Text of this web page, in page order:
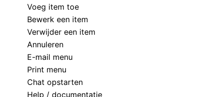
Voeg item toe
Bewerk een item
Verwijder een item
Annuleren
E-mail menu
Print menu
Chat opstarten
Help / documentatie